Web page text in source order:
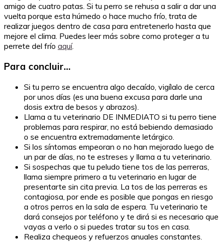
amigo de cuatro patas. Si tu perro se rehusa a salir a dar una
vuelta porque esta húmedo o hace mucho frío, trata de
realizar juegos dentro de casa para entretenerlo hasta que
mejore el clima. Puedes leer más sobre como proteger a tu
perrete del frío aquí.
Para concluir…
Si tu perro se encuentra algo decaído, vigílalo de cerca
por unos días (es una buena excusa para darle una
dosis extra de besos y abrazos).
Llama a tu veterinario DE INMEDIATO si tu perro tiene
problemas para respirar, no está bebiendo demasiado
o se encuentra extremadamente letárgico.
Si los síntomas empeoran o no han mejorado luego de
un par de días, no te estreses y llama a tu veterinario.
Si sospechas que tu peludo tiene tos de las perreras,
llama siempre primero a tu veterinario en lugar de
presentarte sin cita previa. La tos de las perreras es
contagiosa, por ende es posible que pongas en riesgo
a otros perros en la sala de espera. Tu veterinario te
dará consejos por teléfono y te dirá si es necesario que
vayas a verlo o si puedes tratar su tos en casa.
Realiza chequeos y refuerzos anuales constantes.